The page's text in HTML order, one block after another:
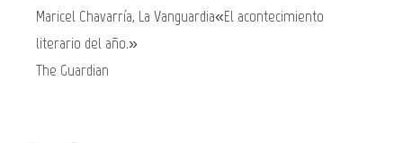
Maricel Chavarría, La Vanguardia«El acontecimiento
literario del año.»
The Guardian